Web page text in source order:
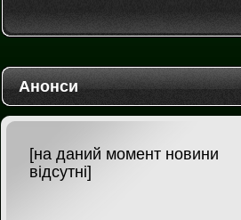
Анонси
[на даний момент новини
відсутні]